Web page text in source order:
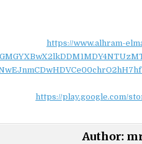
https://www.alhram-
https://play.google.com/
Author: